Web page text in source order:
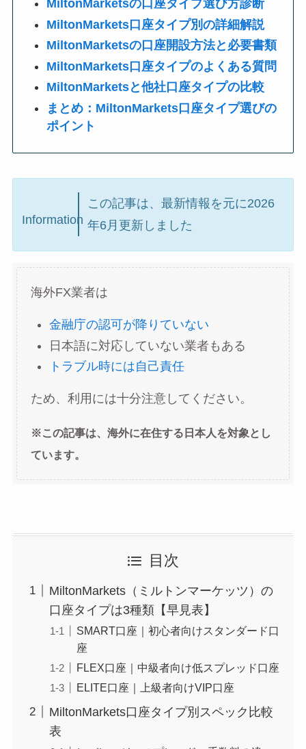
MiltonMarketsの口座タイプ選び方診断
MiltonMarkets口座タイプ別の詳細解説
MiltonMarketsの口座開設方法と必要書類
MiltonMarkets口座タイプのよくある質問
MiltonMarketsと他社口座タイプの比較
まとめ：MiltonMarkets口座タイプ選びの
ポイント
Information
この記事は、最新情報を元に2026
年6月更新しました
海外FX業者は
金融庁の認可が降りていない
日本語に対応していない業者もある
トラブル時には自己責任
ため、利用には十分注意してください。
※この記事は、海外に在住する日本人を対象とし
ています。
目次
MiltonMarkets（ミルトンマーケッツ）の
口座タイプは3種類【早見表】
SMART口座｜初心者向けスタンダード口
座
FLEX口座｜中級者向け低スプレッド口座
ELITE口座｜上級者向けVIP口座
MiltonMarkets口座タイプ別スペック比較
表